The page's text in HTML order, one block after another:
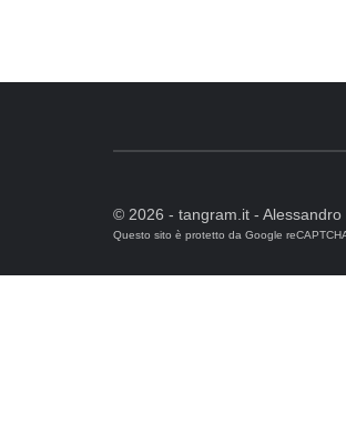
© 2026 - tangram.it - Alessandro
Questo sito è protetto da Google